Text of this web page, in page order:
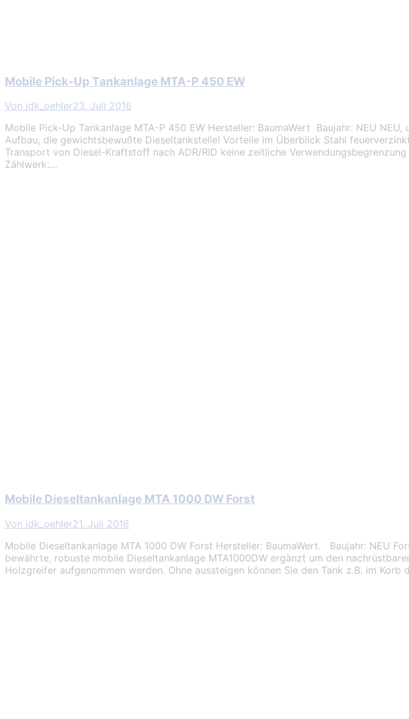
Mobile Pick-Up Tankanlage MTA-P 450 EW
Von jdk_oehler23. Juli 2016
Mobile Pick-Up Tankanlage MTA-P 450 EW Hersteller: BaumaWert Baujahr: NEU
Aufbau, die gewichtsbewußte Dieseltankstelle! Vorteile im Überblick Stahl
Transport von Diesel-Kraftstoff nach ADR/RID keine zeitliche
Zählwerk:…
Mobile Dieseltankanlage MTA 1000 DW Forst
Von jdk_oehler21. Juli 2016
Mobile Dieseltankanlage MTA 1000 DW Forst Hersteller: BaumaWert. Baujahr: NEU
bewährte, robuste mobile Dieseltankanlage MTA1000DW ergänzt um den
Holzgreifer aufgenommen werden. Ohne aussteigen können Sie den Tank z.B. im Korb